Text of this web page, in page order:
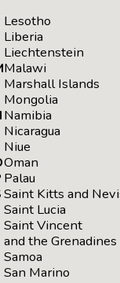
Lesotho
Liberia
Liechtenstein
Malawi
Marshall Islands
Mongolia
Namibia
Nicaragua
Niue
Oman
Palau
Saint Kitts and
Saint Lucia
Saint Vincent
and the Grenadines
Samoa
San Marino